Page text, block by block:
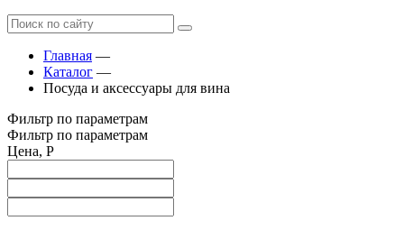
Главная —
Каталог —
Посуда и аксессуары для вина
Фильтр по параметрам
Фильтр по параметрам
Цена, Р